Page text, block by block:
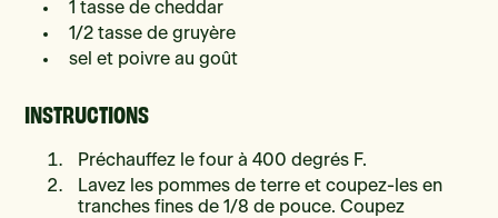
1 tasse de cheddar
1/2 tasse de gruyère
sel et poivre au goût
INSTRUCTIONS
Préchauffez le four à 400 degrés F.
Lavez les pommes de terre et coupez-les en
tranches fines de 1/8 de pouce. Coupez